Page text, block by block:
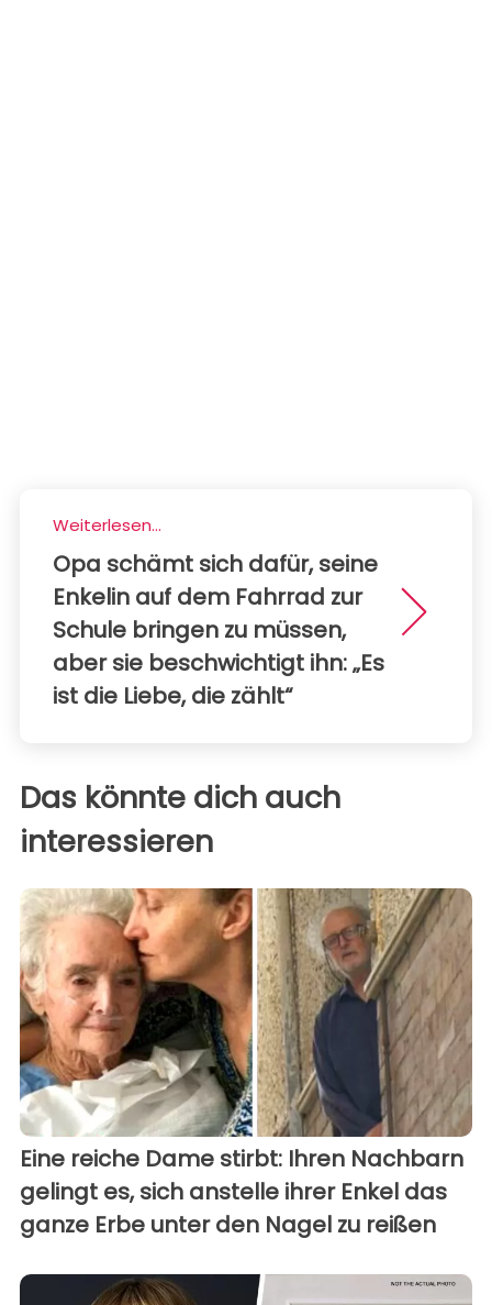
Weiterlesen...
Opa schämt sich dafür, seine
Enkelin auf dem Fahrrad zur
Schule bringen zu müssen,
aber sie beschwichtigt ihn: „Es
ist die Liebe, die zählt“
Das könnte dich auch
interessieren
Eine reiche Dame stirbt: Ihren Nachbarn
gelingt es, sich anstelle ihrer Enkel das
ganze Erbe unter den Nagel zu reißen